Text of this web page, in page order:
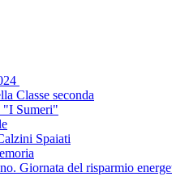
Classe seconda
"I Sumeri"
Spaiati
Giornata del risparmio